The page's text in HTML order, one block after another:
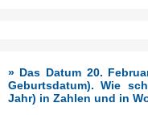
» Das Datum 20.
Geburtsdatum). Wie
Jahr) in Zahlen und in